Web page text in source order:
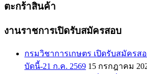
ตะกร้าสินค้า
งานราชการเปิดรับสมัครสอบ
กรมวิชาการเกษตร เปิดรับสมัครส
บัดนี้-21 ก.ค. 2569 15 กรกฎาคม